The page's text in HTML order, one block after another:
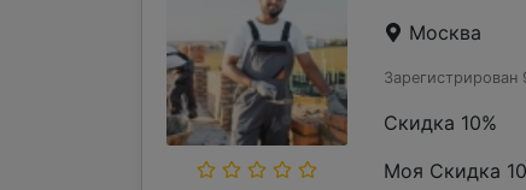
Москва
Зарегистрирован
Скидка 10%
Моя Скидка